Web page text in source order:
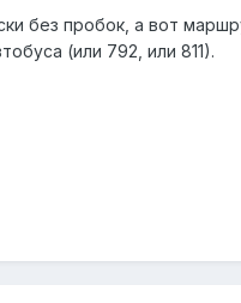
без пробок, а вот
(или 792, или 811).